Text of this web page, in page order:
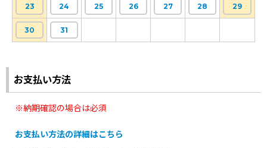
23 24 25 26 27 28 29
30 31
お支払い方法
※納期確認の場合は必須
お支払い方法の詳細はこちら